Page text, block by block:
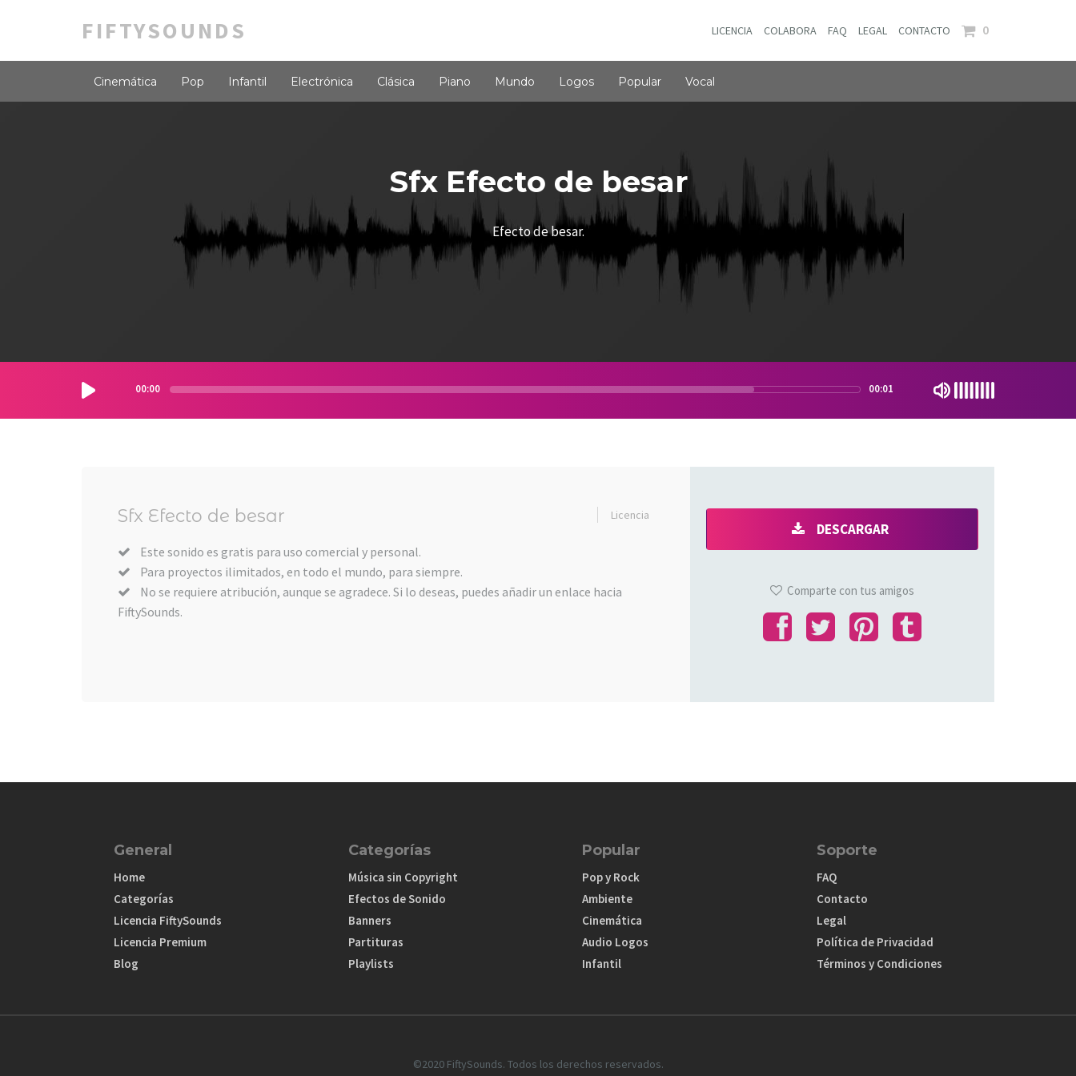
FIFTYSOUNDS LICENCIA COLABORA FAQ LEGAL CONTACTO 0
Cinemática Pop Infantil Electrónica Clásica Piano Mundo Logos Popular Vocal
Sfx Efecto de besar
Efecto de besar.
00:00 00:01
Sfx Efecto de besar Licencia
Este sonido es gratis para uso comercial y personal.
Para proyectos ilimitados, en todo el mundo, para siempre.
No se requiere atribución, aunque se agradece. Si lo deseas, puedes añadir un enlace hacia
FiftySounds.
DESCARGAR
Comparte con tus amigos
General
Home
Categorías
Licencia FiftySounds
Licencia Premium
Blog
Categorías
Música sin Copyright
Efectos de Sonido
Banners
Partituras
Playlists
Popular
Pop y Rock
Ambiente
Cinemática
Audio Logos
Infantil
Soporte
FAQ
Contacto
Legal
Política de Privacidad
Términos y Condiciones
©2020 FiftySounds. Todos los derechos reservados.